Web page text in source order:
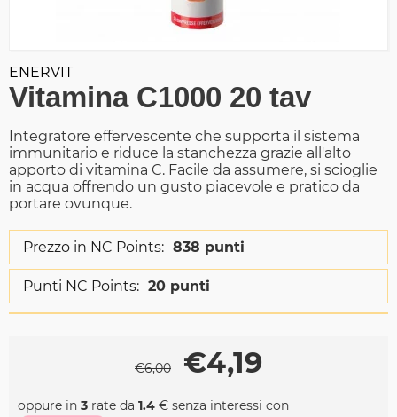
ENERVIT
Vitamina C1000 20 tav
Integratore effervescente che supporta il sistema
immunitario e riduce la stanchezza grazie all'alto
apporto di vitamina C. Facile da assumere, si scioglie
in acqua offrendo un gusto piacevole e pratico da
portare ovunque.
Prezzo in NC Points: 838 punti
Punti NC Points: 20 punti
€6,00 €4,19
oppure in 3 rate da 1.4 € senza interessi con